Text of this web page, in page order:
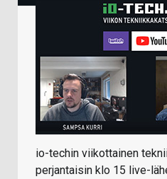
io-techin viikottainen
perjantaisin klo 15 live-